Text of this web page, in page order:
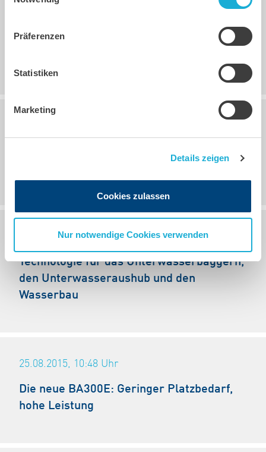
Präferenzen
Statistiken
Marketing
Details zeigen
Cookies zulassen
Nur notwendige Cookies verwenden
Hochleistungsspülpumpe und
14.10.2015, 15:00Uhr
Technologie für das Unterwasserbaggern,
den Unterwasseraushub und den
Wasserbau
25.08.2015, 10:48 Uhr
Die neue BA300E: Geringer Platzbedarf,
hohe Leistung